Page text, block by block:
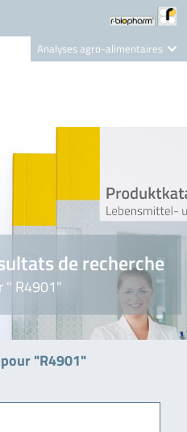
Analyses agro-alimentaires
Nutrition Care
de recherche
" R4901"
"R4901"